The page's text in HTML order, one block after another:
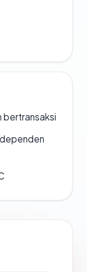
bertransaksi